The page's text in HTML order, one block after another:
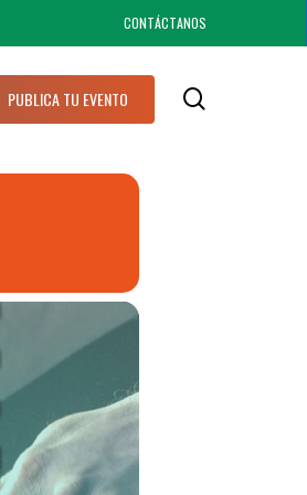
CONTÁCTANOS
PUBLICA TU EVENTO